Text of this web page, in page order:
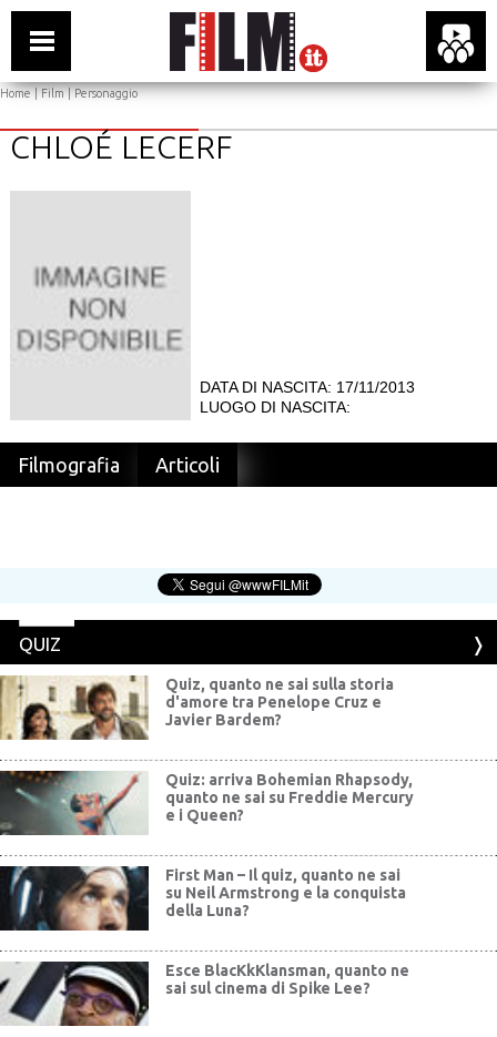
Home|Film| Personaggio
CHLOÉ LECERF
DATA DI NASCITA: 17/11/2013
LUOGO DI NASCITA:
Filmografia Articoli
QUIZ
Quiz, quanto ne sai sulla storia
d'amore tra Penelope Cruz e
Javier Bardem?
Quiz: arriva Bohemian Rhapsody,
quanto ne sai su Freddie Mercury
e i Queen?
First Man – Il quiz, quanto ne sai
su Neil Armstrong e la conquista
della Luna?
Esce BlacKkKlansman, quanto ne
sai sul cinema di Spike Lee?